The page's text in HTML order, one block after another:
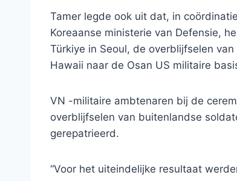
Tamer legde ook uit dat, in
Koreaanse ministerie van Defensie,
Türkiye in Seoul, de overblijfselen
Hawaii naar de Osan US militaire
VN -militaire ambtenaren bij de
overblijfselen van buitenlandse
gerepatrieerd.
“Voor het uiteindelijke resultaat